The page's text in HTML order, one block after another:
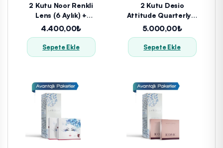
2 Kutu Noor Renkli
Lens (6 Aylık) +
Solüsyon
4.400,00₺
Sepete Ekle
2 Kutu Desio
Attitude Quarterly 2
Tone (3 Aylık) +
Solüsyon
5.000,00₺
Sepete Ekle